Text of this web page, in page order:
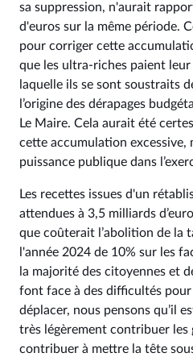
sa suppression, n'aurait
d'euros sur la même période.
pour corriger cette
que les ultra-riches paient leur
laquelle ils se sont soustraits
l’origine des dérapages
Le Maire. Cela aurait été
cette accumulation excessive,
puissance publique dans
Les recettes issues d'un
attendues à 3,5 milliards
que coûterait l’abolition de la
l'année 2024 de 10% sur les
la majorité des citoyennes et
font face à des difficultés
déplacer, nous pensons qu’il
très légèrement contribuer les
contribuer à mettre la tête